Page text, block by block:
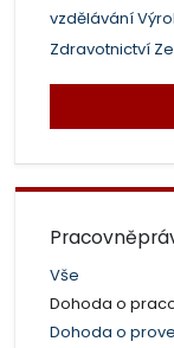
vzdělávání
Zdravotnictví
Vše
Dohoda o
Dohoda o